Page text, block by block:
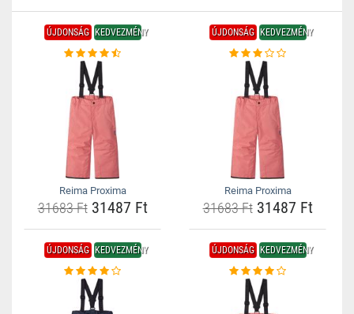
ÚJDONSÁG KEDVEZMÉNY
Reima Proxima
31683 Ft31487 Ft
ÚJDONSÁG KEDVEZMÉNY
Reima Proxima
31683 Ft31487 Ft
ÚJDONSÁG KEDVEZMÉNY ÚJDONSÁG KEDVEZMÉNY